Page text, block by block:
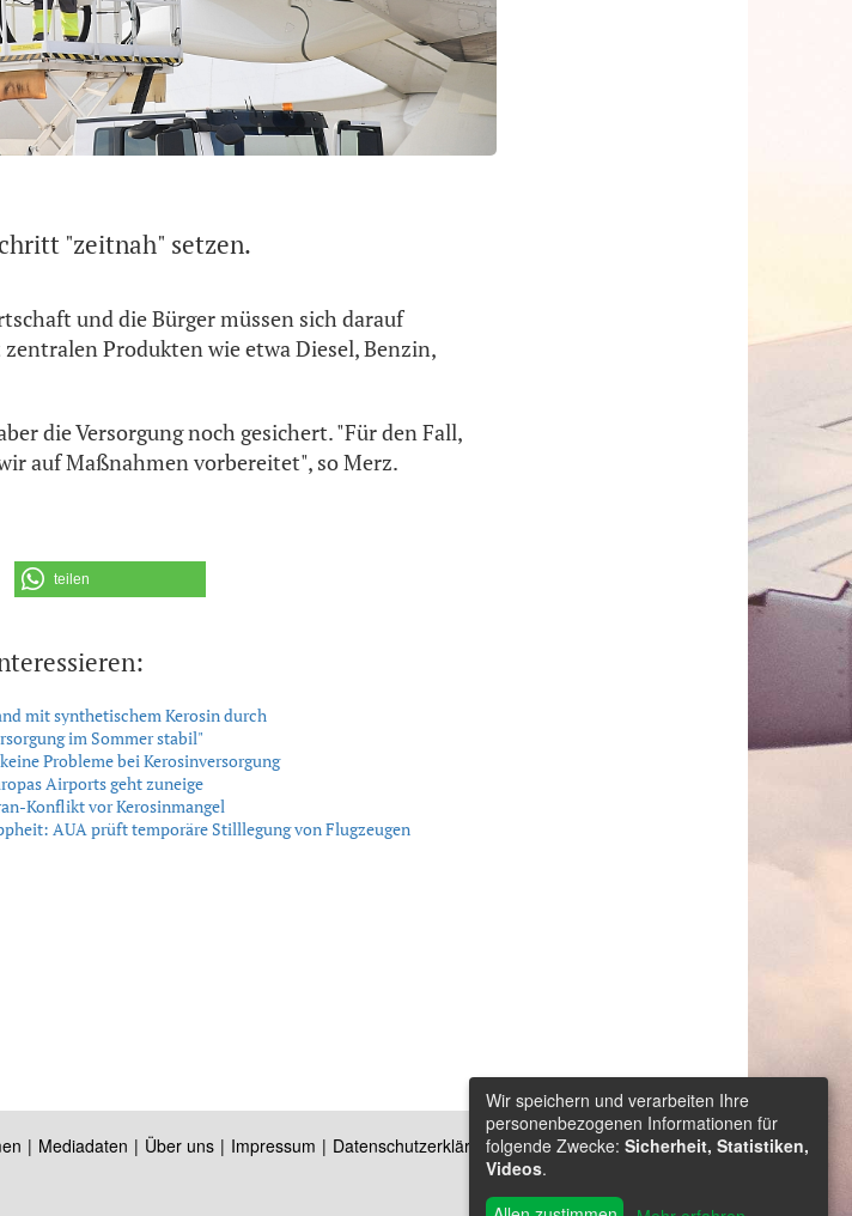
"zeitnah" setzen.
und die Bürger müssen sich darauf
Produkten wie etwa Diesel, Benzin,
die Versorgung noch gesichert. "Für den Fall,
auf Maßnahmen vorbereitet", so Merz.
teilen
mit synthetischem Kerosin durch
im Sommer stabil"
Probleme bei Kerosinversorgung
Airports geht zuneige
Konflikt vor Kerosinmangel
AUA prüft temporäre Stilllegung von Flugzeugen
Mediadaten Über uns Impressum Datenschutzerklärung
Kontakt
Wir speichern und verarbeiten Ihre
personenbezogenen Informationen für
folgende Zwecke: Sicherheit, Statistiken,
Videos.